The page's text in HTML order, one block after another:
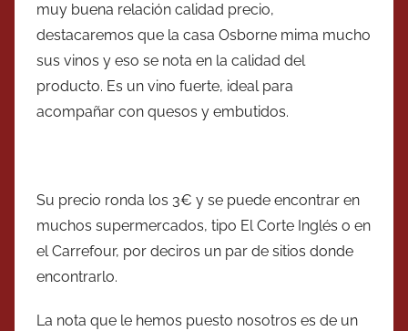
muy buena relación calidad precio,
destacaremos que la casa Osborne mima mucho
sus vinos y eso se nota en la calidad del
producto. Es un vino fuerte, ideal para
acompañar con quesos y embutidos.
Su precio ronda los 3€ y se puede encontrar en
muchos supermercados, tipo El Corte Inglés o en
el Carrefour, por deciros un par de sitios donde
encontrarlo.
La nota que le hemos puesto nosotros es de un